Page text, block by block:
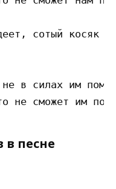
сотый косяк
в силах им
в песне